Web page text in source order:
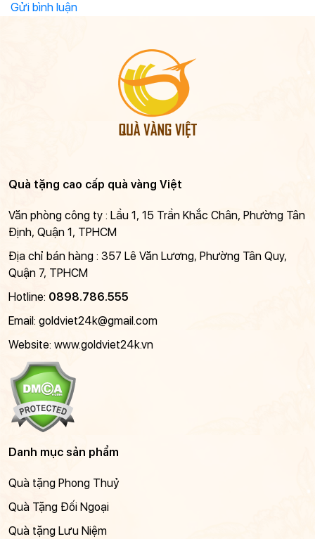
Gửi bình luận
Quà tặng cao cấp quà vàng Việt
Văn phòng công ty : Lầu 1, 15 Trần Khắc Chân, Phường Tân
Định, Quận 1, TPHCM
Địa chỉ bán hàng : 357 Lê Văn Lương, Phường Tân Quy,
Quận 7, TPHCM
Hotline: 0898.786.555
Email: goldviet24k@gmail.com
Website: www.goldviet24k.vn
Danh mục sản phẩm
Quà tặng Phong Thuỷ
Quà Tặng Đối Ngoại
Quà tặng Lưu Niệm